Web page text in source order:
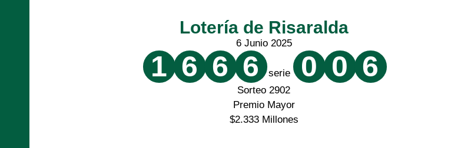
Lotería de Risaralda
6 Junio 2025
1 6 6 6 serie 0 0 6
Sorteo 2902
Premio Mayor
$2.333 Millones